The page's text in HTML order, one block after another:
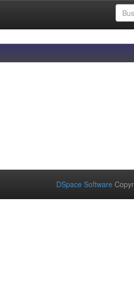
DSpace Software